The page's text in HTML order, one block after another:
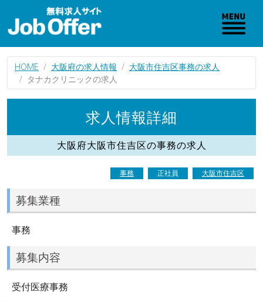
HOME 大阪府の求人情報
大阪市住吉区事務の求人
タナカクリニックの求人
求人情報詳細
大阪府大阪市住吉区の事務の求人
事務 正社員 大阪市住吉区
募集業種
事務
募集内容
受付医療事務